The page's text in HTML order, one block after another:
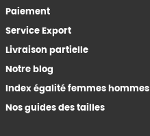
Paiement
Service Export
Livraison partielle
Notre blog
Index égalité femmes hommes
Nos guides des tailles